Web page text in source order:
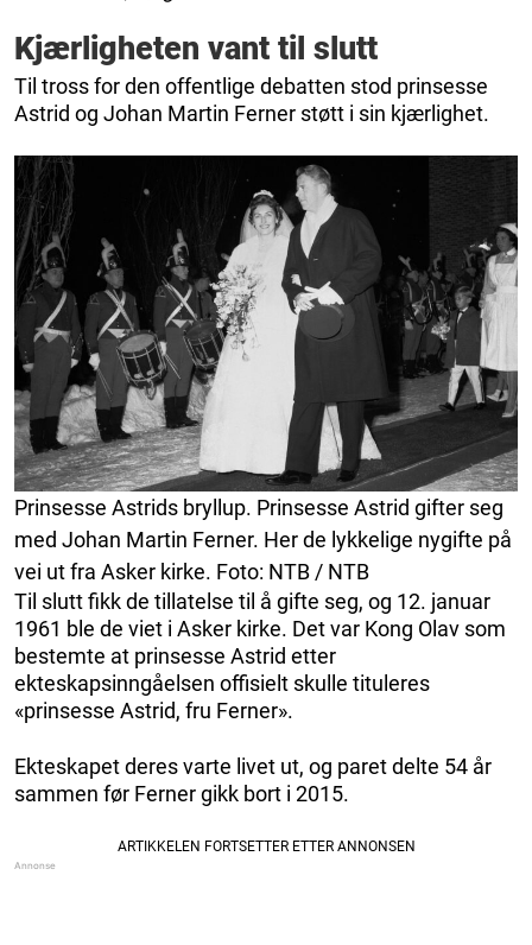
Kjærligheten vant til slutt
Til tross for den offentlige debatten stod prinsesse
Astrid og Johan Martin Ferner støtt i sin kjærlighet.
Prinsesse Astrids bryllup. Prinsesse Astrid gifter seg
med Johan Martin Ferner. Her de lykkelige nygifte på
vei ut fra Asker kirke. Foto: NTB / NTB
Til slutt fikk de tillatelse til å gifte seg, og 12. januar
1961 ble de viet i Asker kirke. Det var Kong Olav som
bestemte at prinsesse Astrid etter
ekteskapsinngåelsen offisielt skulle tituleres
«prinsesse Astrid, fru Ferner».
Ekteskapet deres varte livet ut, og paret delte 54 år
sammen før Ferner gikk bort i 2015.